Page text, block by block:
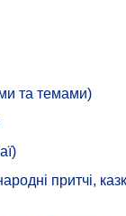
та темами)
притчі,